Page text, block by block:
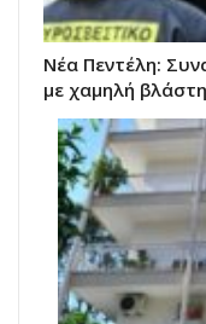
Νέα Πεντέλη:
με χαμηλή